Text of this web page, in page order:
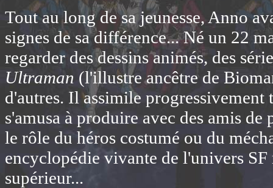
Tout au long de sa jeunesse, Anno
signes de sa différence... Né un 22
regarder des dessins animés, des
Ultraman (l'illustre ancêtre de
d'autres. Il assimile progressivement
s'amusa à produire avec des amis
le rôle du héros costumé ou du
encyclopédie vivante de l'univers SF
supérieur...